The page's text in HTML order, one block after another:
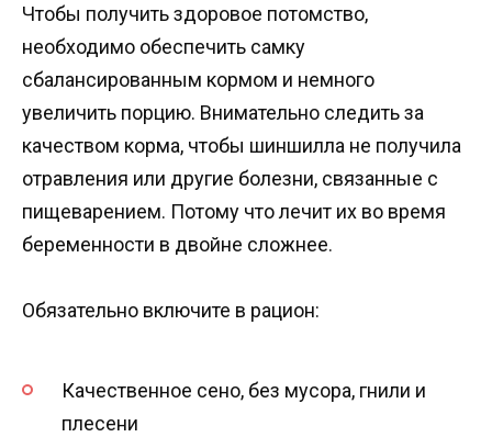
Чтобы получить здоровое потомство,
необходимо обеспечить самку
сбалансированным кормом и немного
увеличить порцию. Внимательно следить за
качеством корма, чтобы шиншилла не получила
отравления или другие болезни, связанные с
пищеварением. Потому что лечит их во время
беременности в двойне сложнее.
Обязательно включите в рацион:
Качественное сено, без мусора, гнили и
плесени